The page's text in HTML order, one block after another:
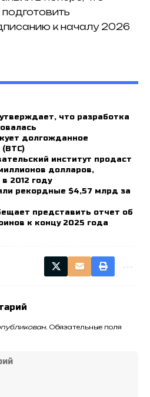
к началу 2026
что разработка
долгожданное
институт продаст
долларов,
2012 году
рекордные $4,57 млрд за
представить отчет об
к концу 2025 года
Обязательные поля